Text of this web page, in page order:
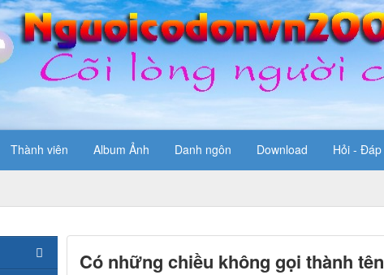
Thành viên Album Ảnh Danh ngôn Download Hỏi - Đáp
Có những chiều không gọi thành tên